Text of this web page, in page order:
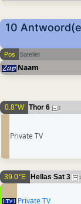
10
Pos Sateliet
Naam
0.8°W Thor 6 2
Private TV
39.0°E Hellas Sat 3 1
Private TV